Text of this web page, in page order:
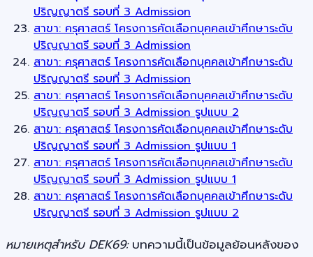
ปริญญาตรี รอบที่ 3 Admission
สาขา: ครุศาสตร์ โครงการคัดเลือกบุคคลเข้าศึกษาระดับ
ปริญญาตรี รอบที่ 3 Admission
สาขา: ครุศาสตร์ โครงการคัดเลือกบุคคลเข้าศึกษาระดับ
ปริญญาตรี รอบที่ 3 Admission
สาขา: ครุศาสตร์ โครงการคัดเลือกบุคคลเข้าศึกษาระดับ
ปริญญาตรี รอบที่ 3 Admission รูปแบบ 2
สาขา: ครุศาสตร์ โครงการคัดเลือกบุคคลเข้าศึกษาระดับ
ปริญญาตรี รอบที่ 3 Admission รูปแบบ 1
สาขา: ครุศาสตร์ โครงการคัดเลือกบุคคลเข้าศึกษาระดับ
ปริญญาตรี รอบที่ 3 Admission รูปแบบ 1
สาขา: ครุศาสตร์ โครงการคัดเลือกบุคคลเข้าศึกษาระดับ
ปริญญาตรี รอบที่ 3 Admission รูปแบบ 2
หมายเหตุสำหรับ DEK69:บทความนี้เป็นข้อมูลย้อนหลังของ